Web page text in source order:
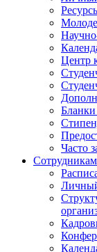
Центр
Бланки
Часто
Сотрудникам